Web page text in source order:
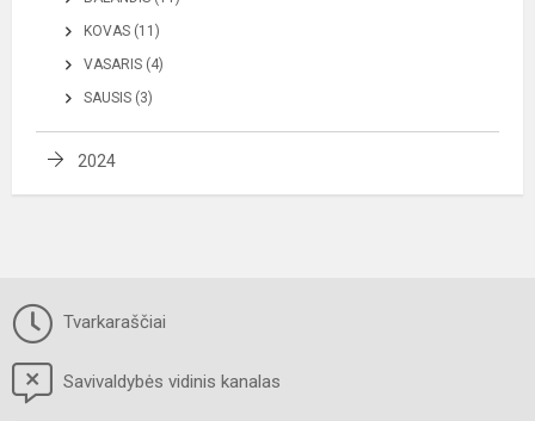
KOVAS (11)
VASARIS (4)
SAUSIS (3)
2024
Tvarkaraščiai
Savivaldybės vidinis kanalas